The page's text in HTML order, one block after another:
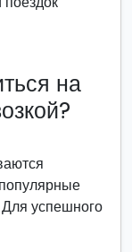
на
успешного